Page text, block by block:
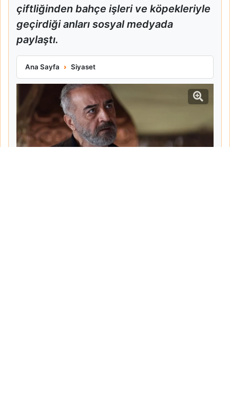
çiftliğinden bahçe işleri ve köpekleriyle
geçirdiği anları sosyal medyada
paylaştı.
Ana Sayfa Siyaset
Yılmaz Erdoğan Köyceğiz Çiftliğindeki Yaşamını Paylaştı